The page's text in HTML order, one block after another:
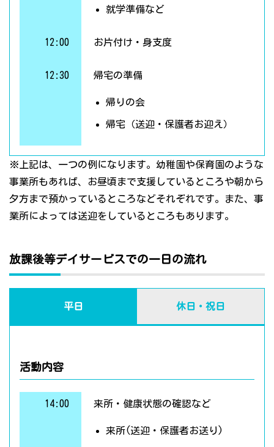
就学準備など
12:00 お片付け・身支度
12:30 帰宅の準備
帰りの会
帰宅（送迎・保護者お迎え）
※上記は、一つの例になります。幼稚園や保育園のような
事業所もあれば、お昼頃まで支援しているところや朝から
夕方まで預かっているところなどそれぞれです。また、事
業所によっては送迎をしているところもあります。
放課後等デイサービスでの一日の流れ
平日 休日・祝日
活動内容
14:00 来所・健康状態の確認など
来所(送迎・保護者お送り)